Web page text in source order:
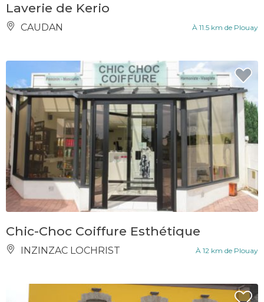
Laverie de Kerio
CAUDAN À 11.5 km de Plouay
Chic-Choc Coiffure Esthétique
INZINZAC LOCHRIST À 12 km de Plouay